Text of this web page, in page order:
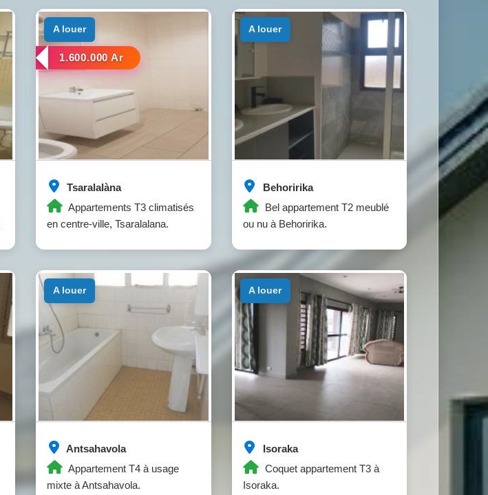
Tsaralalàna
Appartements T3 climatisés
en centre-ville, Tsaralalana.
a louer
1.600.000 Ar
Behoririka
Bel appartement T2 meublé
ou nu à Behoririka.
a louer
Antsahavola
Appartement T4 à usage
mixte à Antsahavola.
a louer
Isoraka
Coquet appartement T3 à
Isoraka.
a louer